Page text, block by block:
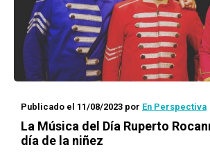
Publicado el 11/08/2023 por En Perspectiva
La Música del Día Ruperto
día de la niñez